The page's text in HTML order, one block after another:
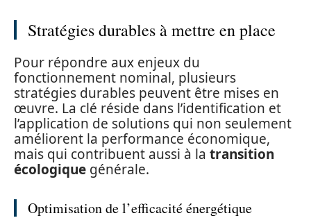
Stratégies durables à mettre en place
Pour répondre aux enjeux du
fonctionnement nominal, plusieurs
stratégies durables peuvent être mises en
œuvre. La clé réside dans l’identification et
l’application de solutions qui non seulement
améliorent la performance économique,
mais qui contribuent aussi à la transition
écologique générale.
Optimisation de l’efficacité énergétique